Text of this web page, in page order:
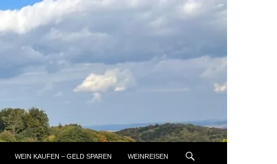
WEIN KAUFEN – GELD SPAREN WEINREISEN